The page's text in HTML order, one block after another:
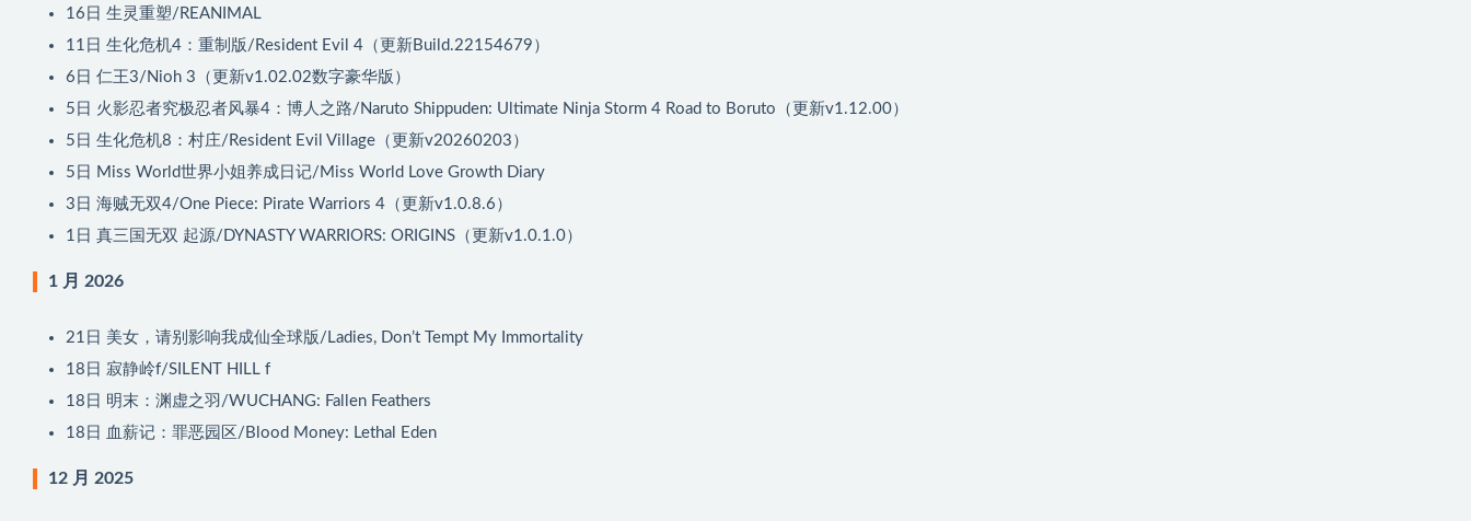
16日 生灵重塑/REANIMAL
11日 生化危机4：重制版/Resident Evil 4（更新Build.22154679）
6日 仁王3/Nioh 3（更新v1.02.02数字豪华版）
5日 火影忍者究极忍者风暴4：博人之路/Naruto Shippuden: Ultimate Ninja Storm 4 Road to Boruto（更新v1.12.00）
5日 生化危机8：村庄/Resident Evil Village（更新v20260203）
5日 Miss World世界小姐养成日记/Miss World Love Growth Diary
3日 海贼无双4/One Piece: Pirate Warriors 4（更新v1.0.8.6）
1日 真三国无双 起源/DYNASTY WARRIORS: ORIGINS（更新v1.0.1.0）
1 月 2026
21日 美女，请别影响我成仙全球版/Ladies, Don’t Tempt My Immortality
18日 寂静岭f/SILENT HILL f
18日 明末：渊虚之羽/WUCHANG: Fallen Feathers
18日 血薪记：罪恶园区/Blood Money: Lethal Eden
12 月 2025